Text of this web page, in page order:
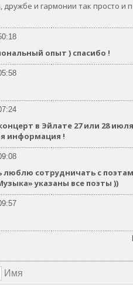
и гармонии так просто и
опыт ) спасибо !
в Эйлате 27 или 28
информация !
люблю сотрудничать с
указаны все поэты ))
Имя